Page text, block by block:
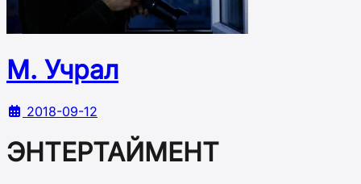
М. Учрал
2018-09-12
ЭНТЕРТАЙМЕНТ